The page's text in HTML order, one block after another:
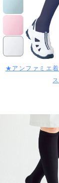
★アンファミエ
ス